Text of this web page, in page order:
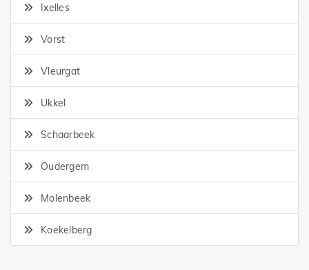
Ixelles
Vorst
Vleurgat
Ukkel
Schaarbeek
Oudergem
Molenbeek
Koekelberg